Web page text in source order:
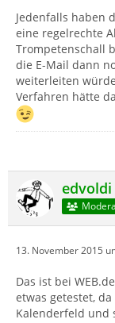
Jedenfalls haben
eine regelrechte
Trompetenschall
die E-Mail dann
weiterleiten
Verfahren hätte
edvoldi
13. November 2015
Das ist bei
etwas getestet,
Kalenderfeld und